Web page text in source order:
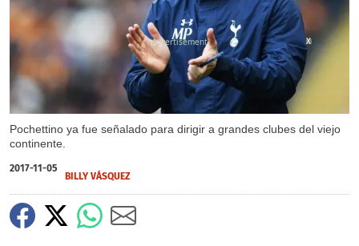
Pochettino ya fue señalado para dirigir a grandes clubes del viejo
continente.
X
2017-11-05
BILLY VÁSQUEZ